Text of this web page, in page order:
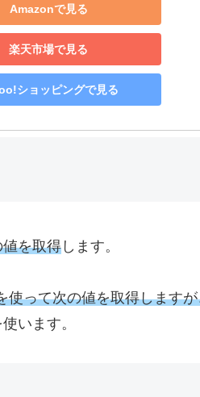
Amazonで見る
楽天市場で見る
ショッピングで見る
を取得します。
使って次の値を取得します
使います。